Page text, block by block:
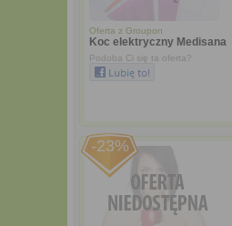
Oferta z Groupon
Koc elektryczny Medisana
Podoba Ci się ta oferta?
-23%